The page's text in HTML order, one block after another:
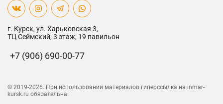
© 2019-2026. При использовании материалов гиперссылка на inmar-
kursk.ru обязательна.
г. Курск, ул. Харьковская 3,
ТЦ Сеймский, 3 этаж, 19 павильон
+7 (906) 690-00-77